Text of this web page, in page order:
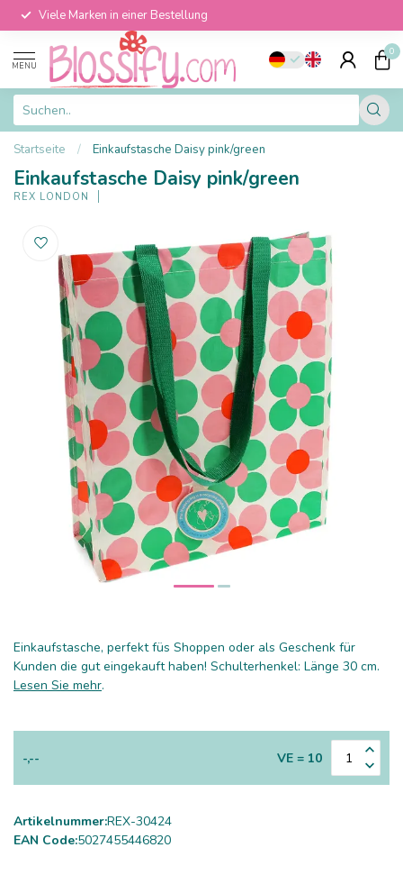
Viele Marken in einer Bestellung
MENU
0
Startseite / Einkaufstasche Daisy pink/green
Einkaufstasche Daisy pink/green
REX LONDON
Einkaufstasche, perfekt füs Shoppen oder als Geschenk für
Kunden die gut eingekauft haben! Schulterhenkel: Länge 30 cm.
Lesen Sie mehr.
-,-- VE = 10
Artikelnummer:REX-30424
EAN Code:5027455446820